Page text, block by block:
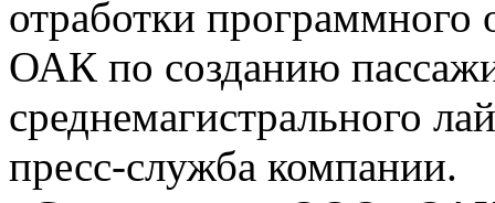
отработки программного
ОАК по созданию
среднемагистрального
пресс-служба компании.